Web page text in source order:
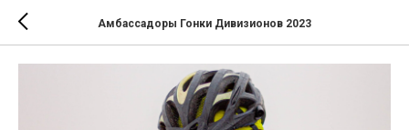
Амбассадоры Гонки Дивизионов 2023